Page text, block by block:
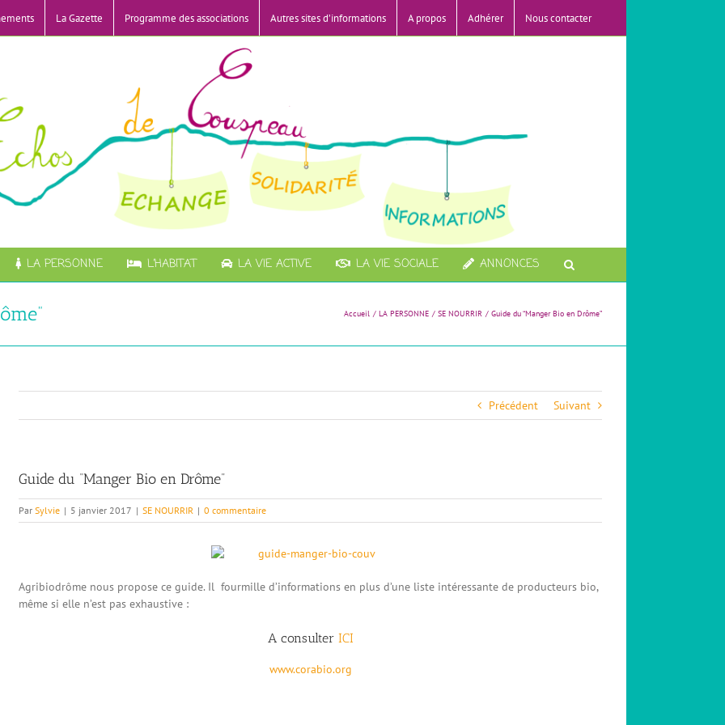
La Gazette Programme des associations Autres sites d’informations A propos Adhérer Nous contacter
LA PERSONNE L’HABITAT LA VIE ACTIVE LA VIE SOCIALE ANNONCES
Accueil LA PERSONNE SE NOURRIR Guide du “Manger Bio en Drôme”
Précédent Suivant
Guide du “Manger Bio en Drôme”
ParSylvie | 5 janvier 2017 | SE NOURRIR | 0 commentaire
Agribiodrôme nous propose ce guide. Il fourmille d’informations en plus d’une liste intéressante de producteurs bio,
même si elle n’est pas exhaustive :
A consulter ICI
www.corabio.org